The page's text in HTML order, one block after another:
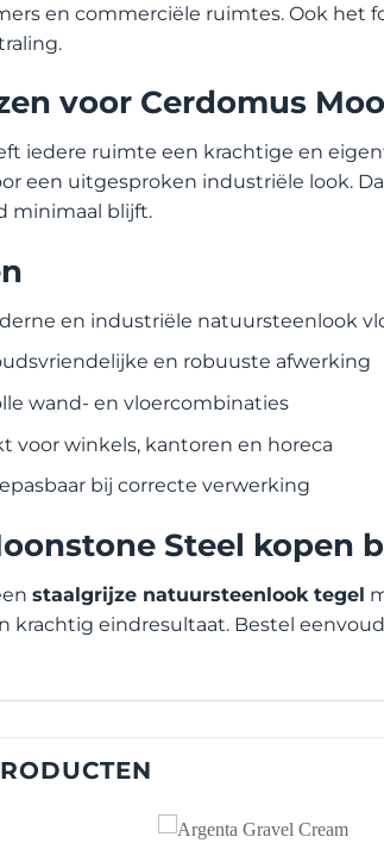
en commerciële ruimtes. Ook het
voor Cerdomus
iedere ruimte een krachtige en
een uitgesproken industriële look.
minimaal blijft.
en industriële natuursteenlook
en robuuste afwerking
wand- en vloercombinaties
voor winkels, kantoren en horeca
bij correcte verwerking
Steel kopen
staalgrijze natuursteenlook tegel
krachtig eindresultaat. Bestel